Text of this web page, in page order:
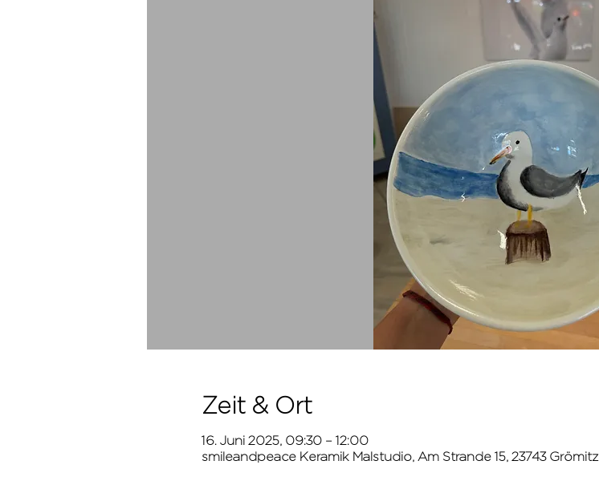
Zeit & Ort
16. Juni 2025, 09:30 – 12:00
smileandpeace Keramik Malstudio, Am Strande 15, 23743 Grömitz